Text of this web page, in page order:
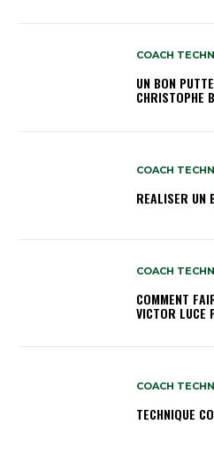
COACH
UN BON
CHRISTOPHE
COACH
REALISER UN
COACH
COMMENT
VICTOR LUCE
COACH
TECHNIQUE